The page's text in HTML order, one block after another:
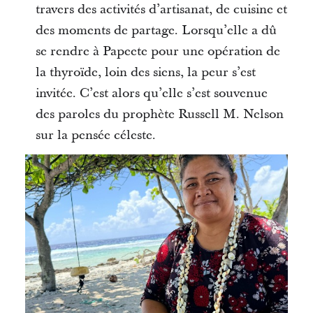
travers des activités d’artisanat, de cuisine et
des moments de partage. Lorsqu’elle a dû
se rendre à Papeete pour une opération de
la thyroïde, loin des siens, la peur s’est
invitée. C’est alors qu’elle s’est souvenue
des paroles du prophète Russell M. Nelson
sur la pensée céleste.